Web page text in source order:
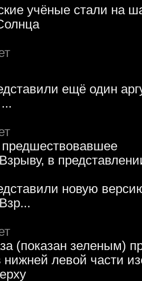
учёные стали на
ещё один
новую